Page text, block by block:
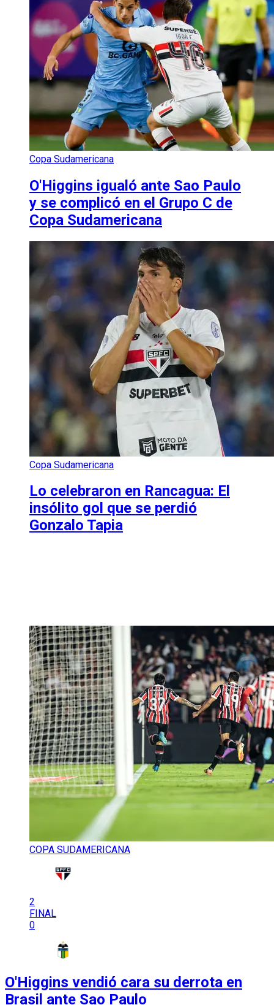
Copa Sudamericana
O'Higgins igualó ante Sao Paulo
y se complicó en el Grupo C de
Copa Sudamericana
Copa Sudamericana
Lo celebraron en Rancagua: El
insólito gol que se perdió
Gonzalo Tapia
COPA SUDAMERICANA
2
FINAL
0
O'Higgins vendió cara su derrota en
Brasil ante Sao Paulo